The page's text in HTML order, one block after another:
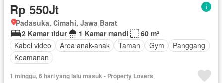
Rp 550Jt
Padasuka, Cimahi, Jawa Barat
2 Kamar tidur
1 Kamar mandi
60 m²
Kabel video
Area anak-anak Taman Gym
Panggang
Keamanan
1 minggu, 6 hari yang lalu masuk - Property Lovers